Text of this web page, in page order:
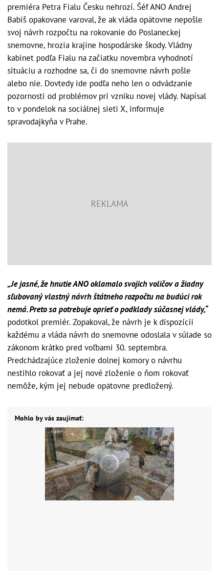
premiéra Petra Fialu Česku nehrozí. Šéf ANO Andrej
Babiš opakovane varoval, že ak vláda opätovne nepošle
svoj návrh rozpočtu na rokovanie do Poslaneckej
snemovne, hrozia krajine hospodárske škody. Vládny
kabinet podľa Fialu na začiatku novembra vyhodnotí
situáciu a rozhodne sa, či do snemovne návrh pošle
alebo nie. Dovtedy ide podľa neho len o odvádzanie
pozornosti od problémov pri vzniku novej vlády. Napísal
to v pondelok na sociálnej sieti X, informuje
spravodajkyňa v Prahe.
„Je jasné, že hnutie ANO oklamalo svojich voličov a žiadny
sľubovaný vlastný návrh štátneho rozpočtu na budúci rok
nemá. Preto sa potrebuje oprieť o podklady súčasnej vlády,“
podotkol premiér. Zopakoval, že návrh je k dispozícii
každému a vláda návrh do snemovne odoslala v súlade so
zákonom krátko pred voľbami 30. septembra.
Predchádzajúce zloženie dolnej komory o návrhu
nestihlo rokovať a jej nové zloženie o ňom rokovať
nemôže, kým jej nebude opätovne predložený.
Mohlo by vás zaujímať: